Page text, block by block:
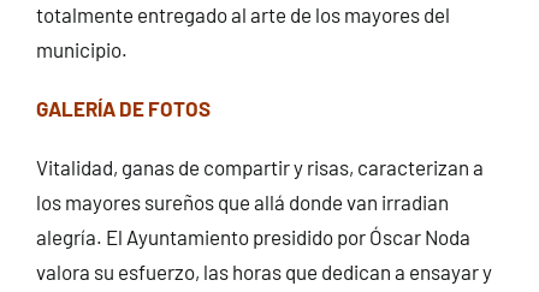
totalmente entregado al arte de los mayores del
municipio.
GALERÍA DE FOTOS
Vitalidad, ganas de compartir y risas, caracterizan a
los mayores sureños que allá donde van irradian
alegría. El Ayuntamiento presidido por Óscar Noda
valora su esfuerzo, las horas que dedican a ensayar y